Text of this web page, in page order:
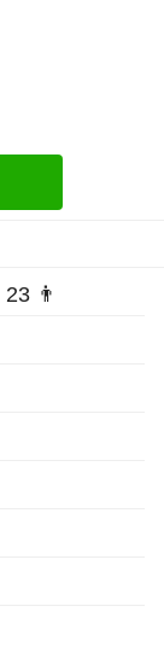
23 👨